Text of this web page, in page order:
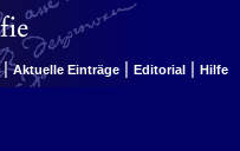
| Aktuelle Einträge | Editorial | Hilfe